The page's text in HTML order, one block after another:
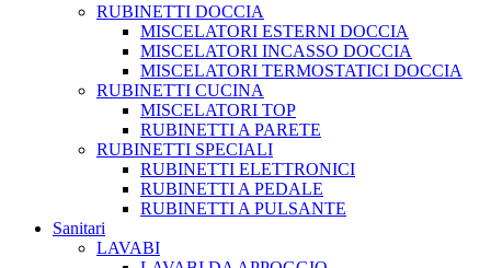
RUBINETTI DOCCIA
MISCELATORI ESTERNI DOCCIA
MISCELATORI INCASSO DOCCIA
MISCELATORI TERMOSTATICI DOCCIA
RUBINETTI CUCINA
MISCELATORI TOP
RUBINETTI A PARETE
RUBINETTI SPECIALI
RUBINETTI ELETTRONICI
RUBINETTI A PEDALE
RUBINETTI A PULSANTE
Sanitari
LAVABI